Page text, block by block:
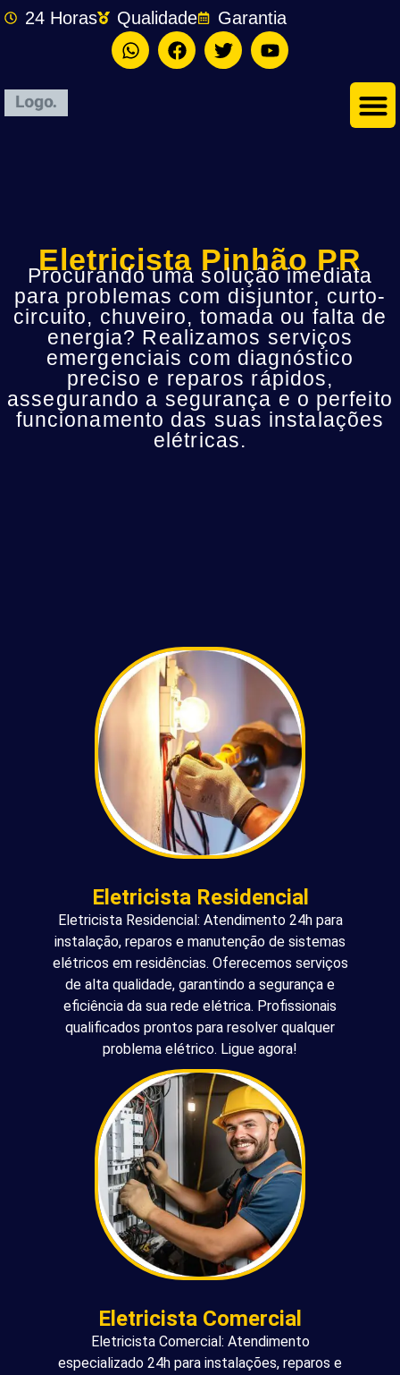
24 Horas Qualidade Garantia
Eletricista Pinhão PR
Procurando uma solução imediata
para problemas com disjuntor, curto-
circuito, chuveiro, tomada ou falta de
energia? Realizamos serviços
emergenciais com diagnóstico
preciso e reparos rápidos,
assegurando a segurança e o perfeito
funcionamento das suas instalações
elétricas.
Eletricista Residencial
Eletricista Residencial: Atendimento 24h para
instalação, reparos e manutenção de sistemas
elétricos em residências. Oferecemos serviços
de alta qualidade, garantindo a segurança e
eficiência da sua rede elétrica. Profissionais
qualificados prontos para resolver qualquer
problema elétrico. Ligue agora!
Eletricista Comercial
Eletricista Comercial: Atendimento
especializado 24h para instalações, reparos e